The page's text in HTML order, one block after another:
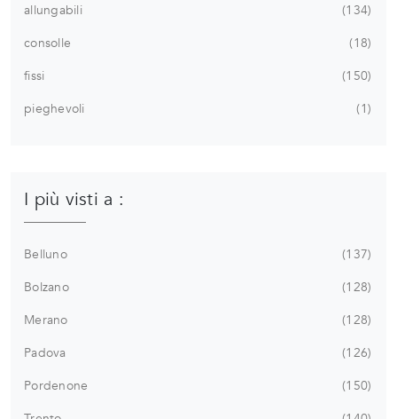
allungabili
134
consolle
18
fissi
150
pieghevoli
1
I più visti a :
Belluno
137
Bolzano
128
Merano
128
Padova
126
Pordenone
150